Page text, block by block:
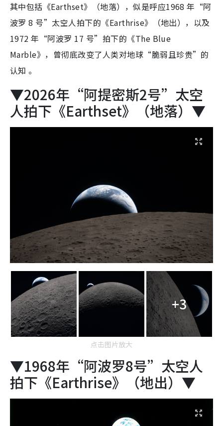
其中包括《Earthset》（地落），似是呼应1968 年“阿
波罗 8 号”太空人拍下的《Earthrise》（地出），以及
1972 年“阿波罗 17 号”拍下的《The Blue
Marble》，曾彻底改变了人类对地球“脆弱且珍贵”的
认知 。
▼2026年“阿提密斯2号”太空
人拍下《Earthset》（地落）▼
+3
点击图片放大
▼1968年“阿波罗8号”太空人
拍下《Earthrise》（地出）▼